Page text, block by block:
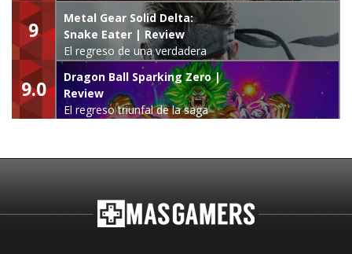
9
Metal Gear Solid Delta:
Snake Eater | Review
El regreso de una verdadera
leyenda
9.0
Dragon Ball Sparking Zero |
Review
El regreso triunfal de la saga